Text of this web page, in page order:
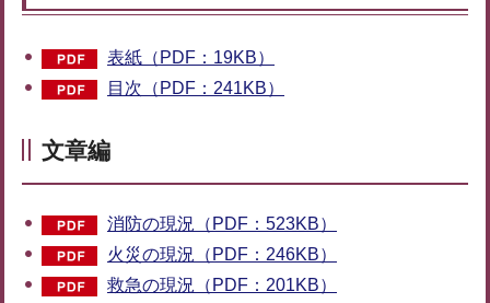
表紙（PDF：19KB）
目次（PDF：241KB）
文章編
消防の現況（PDF：523KB）
火災の現況（PDF：246KB）
救急の現況（PDF：201KB）